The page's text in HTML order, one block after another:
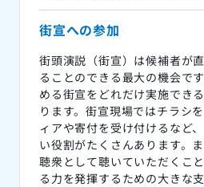
街宣への参加
街頭演説（街宣）は候補者が
ることのできる最大の機会で
める街宣をどれだけ実施でき
ります。街宣現場ではチラシ
ィアや寄付を受け付けるなど
い役割がたくさんあります。
聴衆として聴いていただくこ
る力を発揮するための大きな支